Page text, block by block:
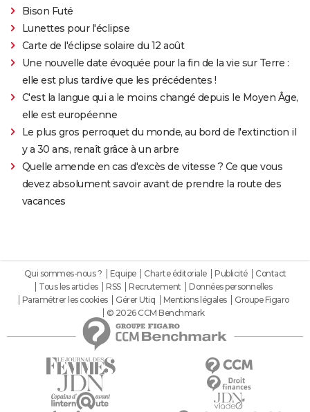
Bison Futé
Lunettes pour l'éclipse
Carte de l'éclipse solaire du 12 août
Une nouvelle date évoquée pour la fin de la vie sur Terre :
elle est plus tardive que les précédentes !
C'est la langue qui a le moins changé depuis le Moyen Âge,
elle est européenne
Le plus gros perroquet du monde, au bord de l'extinction il
y a 30 ans, renaît grâce à un arbre
Quelle amende en cas d'excès de vitesse ? Ce que vous
devez absolument savoir avant de prendre la route des
vacances
Qui sommes-nous ? Equipe Charte éditoriale Publicité
Contact
Tous les articles
RSS Recrutement
Données personnelles
Paramétrer les cookies
Gérer Utiq Mentions légales
Groupe Figaro
© 2026 CCM Benchmark